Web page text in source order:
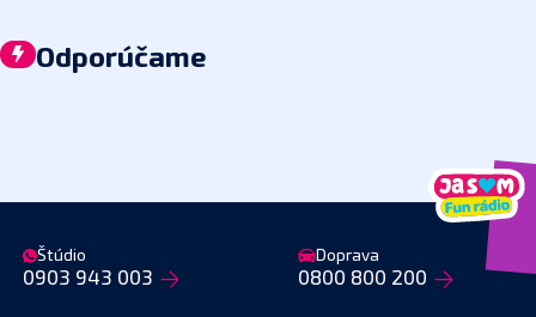
Odporúčame
Štúdio
0903 943 003
Doprava
0800 800 200